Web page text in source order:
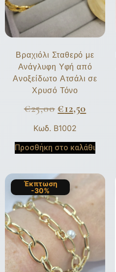
Βραχιόλι Σταθερό με
Ανάγλυφη Υφή από
Ανοξείδωτο Ατσάλι σε
Χρυσό Τόνο
€25,00 €12,50
Κωδ. B1002
Προσθήκη στο καλάθι
Έκπτωση
-30%